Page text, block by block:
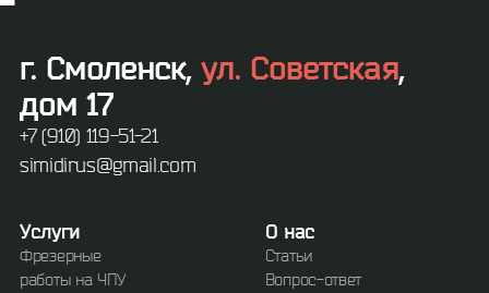
г. Смоленск,ул. Советская,
дом 17
+7 (910) 119-51-21
simidirus@gmail.com
Услуги
Фрезерные
работы на ЧПУ
О нас
Статьи
Вопрос-ответ